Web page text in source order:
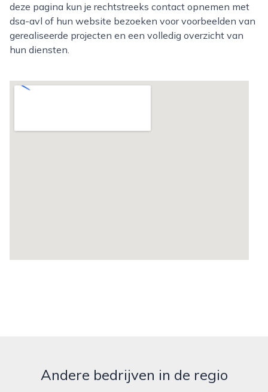
deze pagina kun je rechtstreeks contact opnemen met
dsa-avl of hun website bezoeken voor voorbeelden van
gerealiseerde projecten en een volledig overzicht van
hun diensten.
Andere bedrijven in de regio